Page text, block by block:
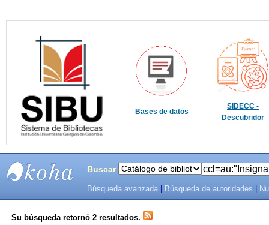
Bases de datos
SIDECC -
Descubridor
SISTEMAS
Buscar
Búsqueda avanzada Búsqueda de autoridades
Su búsqueda retornó 2 resultados.